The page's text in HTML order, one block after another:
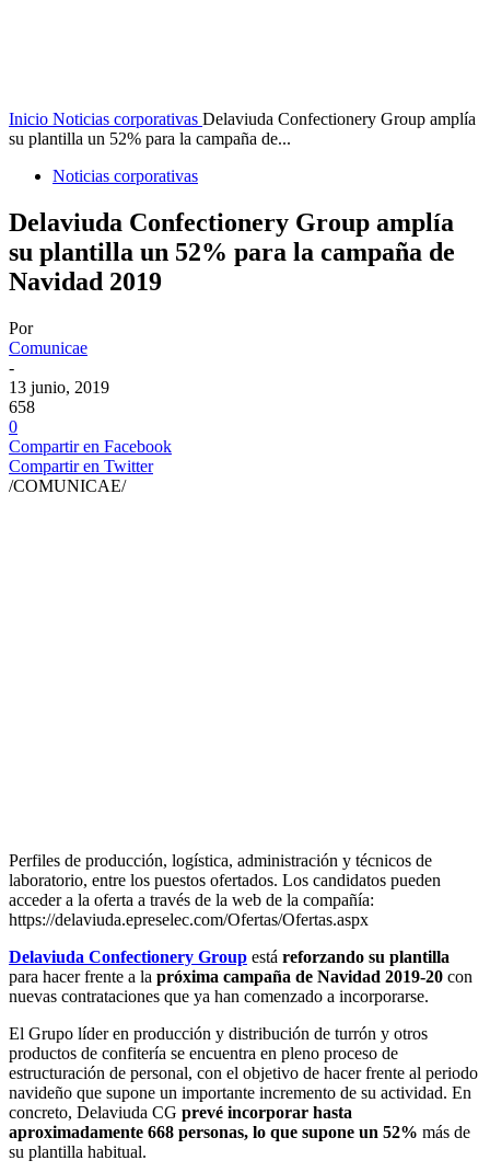
Inicio Noticias corporativas Delaviuda Confectionery Group amplía
su plantilla un 52% para la campaña de...
Noticias corporativas
Delaviuda Confectionery Group amplía
su plantilla un 52% para la campaña de
Navidad 2019
Por
Comunicae
-
13 junio, 2019
658
0
Compartir en Facebook
Compartir en Twitter
/COMUNICAE/
Perfiles de producción, logística, administración y técnicos de
laboratorio, entre los puestos ofertados. Los candidatos pueden
acceder a la oferta a través de la web de la compañía:
https://delaviuda.epreselec.com/Ofertas/Ofertas.aspx
Delaviuda Confectionery Group está reforzando su plantilla
para hacer frente a la próxima campaña de Navidad 2019-20 con
nuevas contrataciones que ya han comenzado a incorporarse.
El Grupo líder en producción y distribución de turrón y otros
productos de confitería se encuentra en pleno proceso de
estructuración de personal, con el objetivo de hacer frente al periodo
navideño que supone un importante incremento de su actividad. En
concreto, Delaviuda CG prevé incorporar hasta
aproximadamente 668 personas, lo que supone un 52% más de
su plantilla habitual.